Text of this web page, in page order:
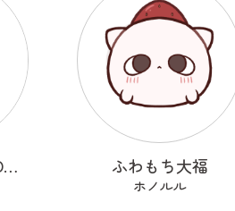
アルファベットのOのおーまる ふわもち大福
ホノルル